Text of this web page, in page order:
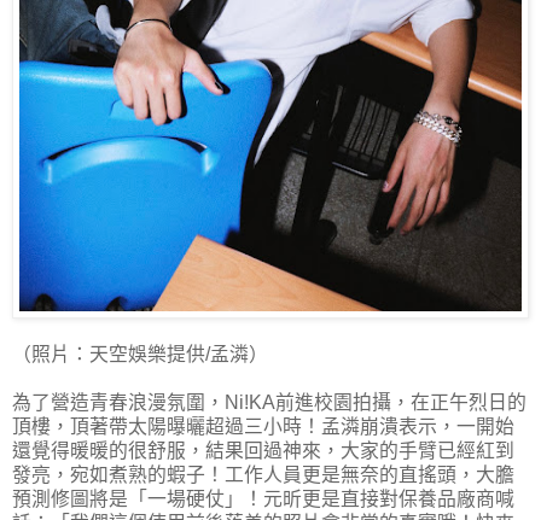
（照片：天空娛樂提供/孟潾）
為了營造青春浪漫氛圍，Ni!KA前進校園拍攝，在正午烈日的
頂樓，頂著帶太陽曝曬超過三小時！孟潾崩潰表示，一開始
還覺得暖暖的很舒服，結果回過神來，大家的手臂已經紅到
發亮，宛如煮熟的蝦子！工作人員更是無奈的直搖頭，大膽
預測修圖將是「一場硬仗」！元昕更是直接對保養品廠商喊